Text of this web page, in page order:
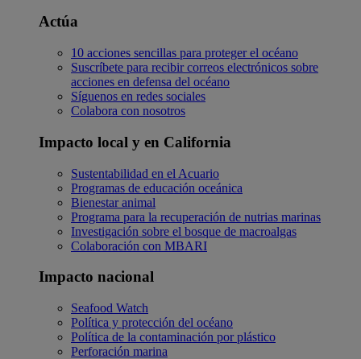
Actúa
10 acciones sencillas para proteger el océano
Suscríbete para recibir correos electrónicos sobre
acciones en defensa del océano
Síguenos en redes sociales
Colabora con nosotros
Impacto local y en California
Sustentabilidad en el Acuario
Programas de educación oceánica
Bienestar animal
Programa para la recuperación de nutrias marinas
Investigación sobre el bosque de macroalgas
Colaboración con MBARI
Impacto nacional
Seafood Watch
Política y protección del océano
Política de la contaminación por plástico
Perforación marina